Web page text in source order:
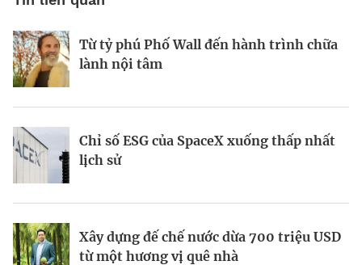
Từ tỷ phú Phố Wall đến hành trình chữa
lành nội tâm
Chỉ số ESG của SpaceX xuống thấp nhất
lịch sử
Xây dựng đế chế nước dừa 700 triệu USD
từ một hương vị quê nhà
Tầm nhìn AI của Sam Altman
Startup biến nút bịt tai thành “cơn sốt”
220 triệu USD
Galaxea AI: Startup 700 triệu USD đầy
tham vọng “soán ngôi” Tesla Optimus
Tầm nhìn của vị tỷ phú tái định nghĩa
Las Vegas
Kinh Bắc gia nhập lĩnh vực AI với dự án
tỷ đô
Todd Graves và đế chế 22 tỷ USD từ
miếng gà rán